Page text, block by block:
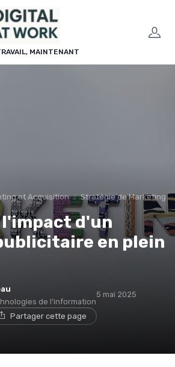
MAINTENANT
et Acquisition Stratégie de Marketing
d'un
en plein
de l’information
5 mai 2025
Partager cette page
cookies